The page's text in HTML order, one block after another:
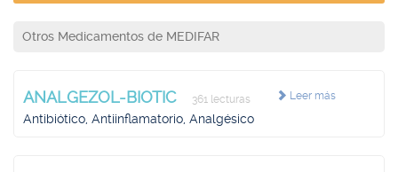
Otros Medicamentos de MEDIFAR
Leer más
ANALGEZOL-BIOTIC 361 lecturas
Antibiótico, Antiinflamatorio, Analgésico